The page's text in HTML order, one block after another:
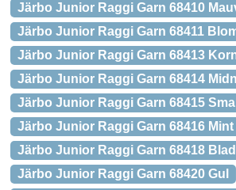
Järbo Junior Raggi Garn 68410
Järbo Junior Raggi Garn 68411
Järbo Junior Raggi Garn 68413
Järbo Junior Raggi Garn 68414
Järbo Junior Raggi Garn 68415
Järbo Junior Raggi Garn 68416 Mint
Järbo Junior Raggi Garn 68418
Järbo Junior Raggi Garn 68420 Gul